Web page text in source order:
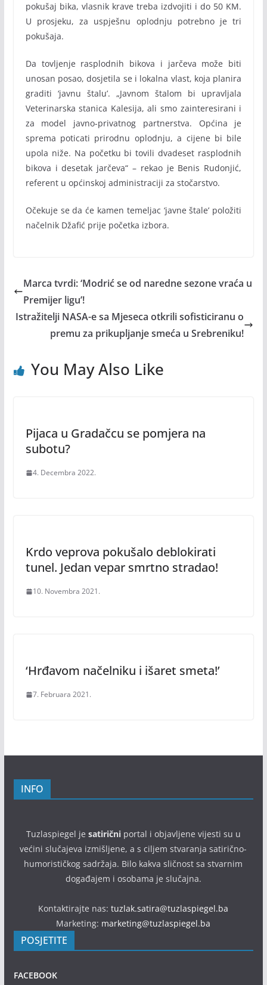
pokušaj bika, vlasnik krave treba izdvojiti i do 50 KM.
U prosjeku, za uspješnu oplodnju potrebno je tri
pokušaja.
Da tovljenje rasplodnih bikova i jarčeva može biti
unosan posao, dosjetila se i lokalna vlast, koja planira
graditi ‘javnu štalu’. „Javnom štalom bi upravljala
Veterinarska stanica Kalesija, ali smo zainteresirani i
za model javno-privatnog partnerstva. Općina je
sprema poticati prirodnu oplodnju, a cijene bi bile
upola niže. Na početku bi tovili dvadeset rasplodnih
bikova i desetak jarčeva“ – rekao je Benis Rudonjić,
referent u općinskoj administraciji za stočarstvo.
Očekuje se da će kamen temeljac ‘javne štale’ položiti
načelnik Džafić prije početka izbora.
Marca tvrdi: ‘Modrić se od naredne sezone vraća u
Premijer ligu’!
Istražitelji NASA-e sa Mjeseca otkrili sofisticiranu o
premu za prikupljanje smeća u Srebreniku!
You May Also Like
Pijaca u Gradačcu se pomjera na
subotu?
4. Decembra 2022.
Krdo veprova pokušalo deblokirati
tunel. Jedan vepar smrtno stradao!
10. Novembra 2021.
‘Hrđavom načelniku i išaret smeta!’
7. Februara 2021.
INFO
Tuzlaspiegel je satiričniportal i objavljene vijesti su u
većini slučajeva izmišljene, a s ciljem stvaranja satirično-
humorističkog sadržaja. Bilo kakva sličnost sa stvarnim
događajem i osobama je slučajna.
Kontaktirajte nas:tuzlak.satira@tuzlaspiegel.ba
Marketing: marketing@tuzlaspiegel.ba
POSJETITE
FACEBOOK